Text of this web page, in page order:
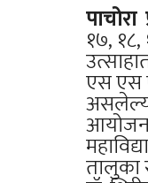
पाचोरा
१७,
एस एस
आयोजन
तालुका